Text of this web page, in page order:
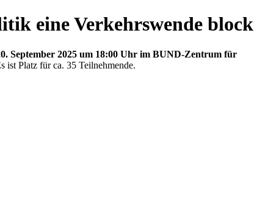
eine Verkehrswende
September 2025 um 18:00 Uhr im BUND-Zentrum für
ist Platz für ca. 35 Teilnehmende.